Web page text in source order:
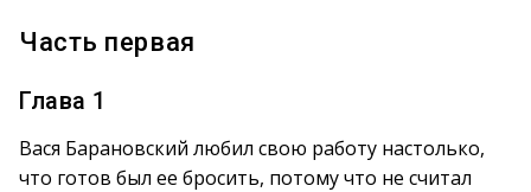
Часть первая
Глава 1
Вася Барановский любил свою работу настолько,
что готов был ее бросить, потому что не считал